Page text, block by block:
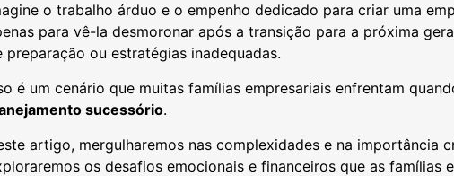
o trabalho árduo e o empenho dedicado para criar uma
para vê-la desmoronar após a transição para a próxima
preparação ou estratégias inadequadas.
é um cenário que muitas famílias empresariais enfrentam
sucessório.
artigo, mergulharemos nas complexidades e na importância
os desafios emocionais e financeiros que as famílias